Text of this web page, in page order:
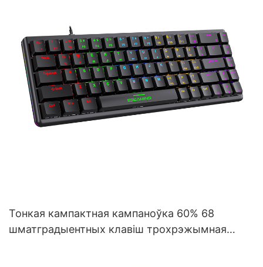
Тонкая кампактная кампаноўка 60% 68
шматградыентных клавіш трохрэжымная